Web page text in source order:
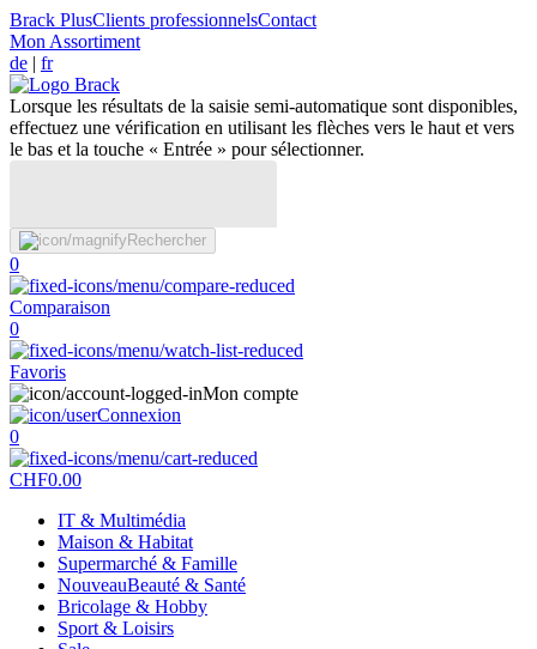
Brack PlusClients professionnelsContact
Mon Assortiment
de | fr
Lorsque les résultats de la saisie semi-automatique sont disponibles,
effectuez une vérification en utilisant les flèches vers le haut et vers
le bas et la touche « Entrée » pour sélectionner.
Rechercher
0
Comparaison
0
Favoris
Mon compte
Connexion
0
CHF0.00
IT & Multimédia
Maison & Habitat
Supermarché & Famille
NouveauBeauté & Santé
Bricolage & Hobby
Sport & Loisirs